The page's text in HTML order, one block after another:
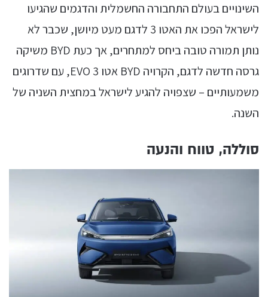
השינויים בעולם התחבורה החשמלית והדגמים שהגיעו
לישראל הפכו את האטו 3 לדגם מעט מיושן, שכבר לא
נותן תמורה טובה ביחס למתחרים, אך כעת BYD משיקה
גרסה חדשה לדגם, הקרויה BYD אטו 3 EVO, עם שדרוגים
משמעותיים – שצפויה להגיע לישראל במחצית השניה של
השנה.
סוללה, טווח והנעה